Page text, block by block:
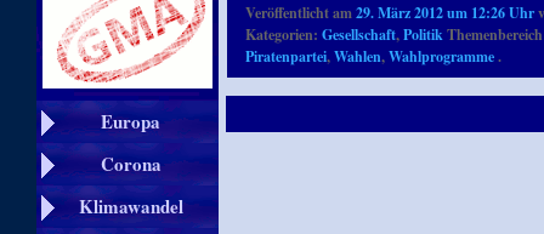
Europa
Corona
Klimawandel
Veröffentlicht am29. März 2012 um 12:26 Uhr
Kategorien:Gesellschaft,Politik
Piratenpartei,Wahlen,Wahlprogramme.